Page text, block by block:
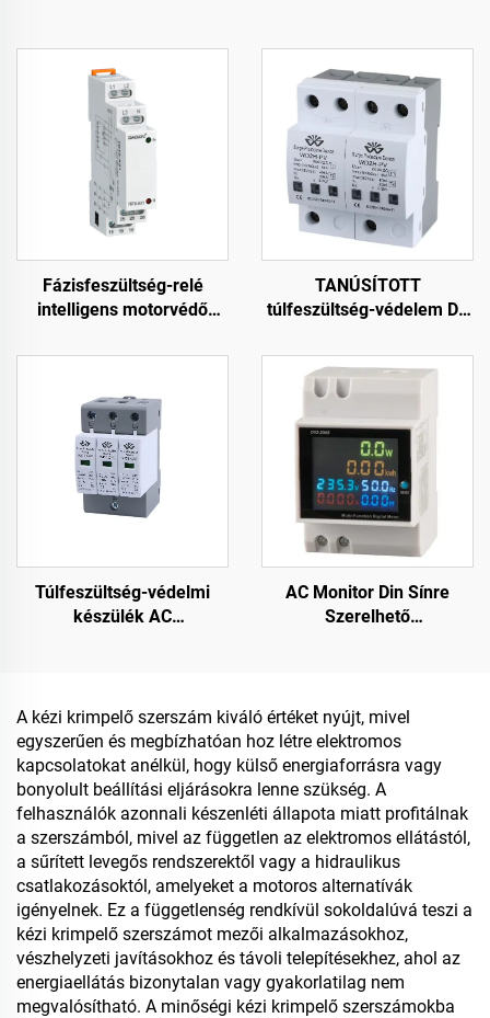
Fázisfeszültség-relé
intelligens motorvédő
fázishibás relé
TANÚSÍTOTT
túlfeszültség-védelem DC
Intelligens túlfeszültség-
védelmi készülék
Túlfeszültség-védelmi
készülék AC
AC Monitor Din Sínre
Szerelhető
Kijelzőműszer
A kézi krimpelő szerszám kiváló értéket nyújt, mivel
egyszerűen és megbízhatóan hoz létre elektromos
kapcsolatokat anélkül, hogy külső energiaforrásra vagy
bonyolult beállítási eljárásokra lenne szükség. A
felhasználók azonnali készenléti állapota miatt profitálnak
a szerszámból, mivel az független az elektromos ellátástól,
a sűrített levegős rendszerektől vagy a hidraulikus
csatlakozásoktól, amelyeket a motoros alternatívák
igényelnek. Ez a függetlenség rendkívül sokoldalúvá teszi a
kézi krimpelő szerszámot mezői alkalmazásokhoz,
vészhelyzeti javításokhoz és távoli telepítésekhez, ahol az
energiaellátás bizonytalan vagy gyakorlatilag nem
megvalósítható. A minőségi kézi krimpelő szerszámokba